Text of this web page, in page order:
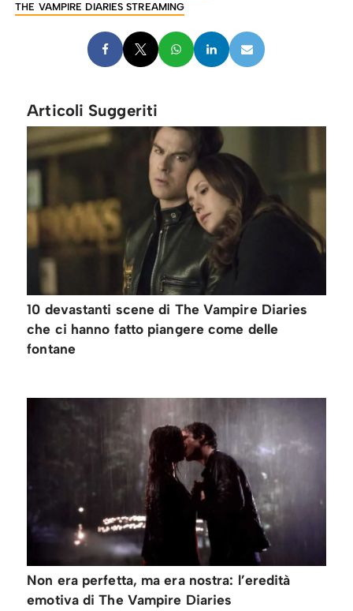
THE VAMPIRE DIARIES STREAMING
Articoli Suggeriti
10 devastanti scene di The Vampire Diaries
che ci hanno fatto piangere come delle
fontane
Non era perfetta, ma era nostra: l’eredità
emotiva di The Vampire Diaries